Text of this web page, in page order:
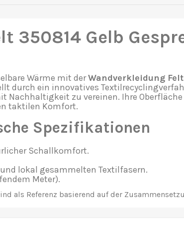
350814 Gelb
Wärme mit derWandverkleidung
durch ein innovatives
Nachhaltigkeit zu vereinen. Ihre
taktilen Komfort.
Spezifikationen
Schallkomfort.
lokal gesammelten Textilfasern.
Meter).
als Referenz basierend auf der